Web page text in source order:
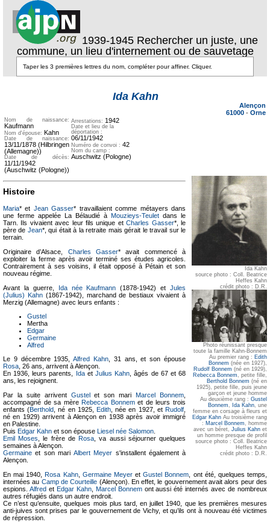
1939-1945 Rechercher un juste, une
commune, un lieu d'internement ou de sauvetage
Ida Kahn
Alençon
61000 - Orne
Nom de naissance:
Kaufmann
Nom d'épouse: Kahn
Date de naissance:
13/11/1878 (Hilbringen
(Allemagne))
Date de décès:
11/11/1942
(Auschwitz (Pologne))
Arrestations: 1942
Date et lieu de la
déportation :
06/11/1942
Numéro de convoi : 42
Nom du camp :
Auschwitz (Pologne)
Ida Kahn
source photo : Coll. Beatrice
Heffes Kahn
crédit photo : D.R.
Photo réunissant presque
toute la famille Kahn-Bonnem
Au premier rang : Edith
Bonnem (née en 1927),
Rudolf Bonnem (né en 1929),
Rebecca Bonnem , petite fille,
Berthold Bonnem (né en
1925), petite fille, puis jeune
garçon et jeune homme
Au deuxième rang : Gustel
Bonnem
Ida Kahn , une
femme en corsage à fleurs et
Edgar Kahn Au troisième rang
: Marcel Bonnem , homme
avec un béret, Julius Kahn et
un homme presque de profil
source photo : Coll. Beatrice
Heffes Kahn
crédit photo : D.R.
Histoire
Maria* et Jean Gasser* travaillaient comme métayers dans
une ferme appelée La Bélaudié à Mouzieys-Teulet dans le
Tarn. Ils vivaient avec leur fils unique etCharles Gasser*, le
père de Jean*, qui était à la retraite mais gérait le travail sur le
terrain.
Originaire d’Alsace, Charles Gasser* avait commencé à
exploiter la ferme après avoir terminé ses études agricoles.
Contrairement à ses voisins, il était opposé à Pétain et son
nouveau régime.
Avant la guerre,
Ida née Kaufmann (1878-1942) et Jules
(Julius) Kahn(1867-1942), marchand de bestiaux vivaient à
Merzig (Allemagne) avec leurs enfants :
Gustel
Mertha
Edgar
Germaine
Alfred
Le 9 décembre 1935,Alfred Kahn , 31 ans, et son épouse
Rosa , 26 ans, arrivent à Alençon.
En 1936, leurs parents,
IdaetJulius Kahn , âgés de 67 et 68
ans, les rejoignent.
Par la suite arrivent Gustelet son mariMarcel Bonnem
accompagné de sa mèreRebecca Bonnemet de leurs trois
enfants (Berthold , né en 1925,Edith , née en 1927, etRudolf
né en 1929) arrivent à Alençon en 1938 après avoir immigré
en Palestine.
Puis Edgar Kahn et son épouse Liesel née Salomon
Emil Moses
, le frère deRosa , va aussi séjourner quelques
semaines à Alençon.
Germaine et son mari Albert Meyer s'installent également à
Alençon.
En mai 1940,Rosa Kahn, Germaine MeyeretGustel Bonnem , ont été, quelques temps,
internées au Camp de Courteille (Alençon). En effet, le gouvernement avait alors peur des
espions. Alfredet Edgar Kahn, Marcel Bonnemont aussi été internés avec de nombreux
autres réfugiés dans un autre endroit.
Ce n’est qu’ensuite, quelques mois plus tard, en juillet 1940, que les premières mesures
anti-juives sont prises par le gouvernement de Vichy, et qu’ils ont à nouveau été victimes
de répression.